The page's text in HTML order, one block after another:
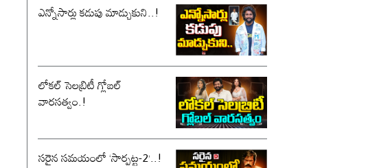
ఎన్నోసార్లు కడుపు మాడ్చుకుని..!
లోకల్ సెలబ్రిటీ గ్లోబల్
వారసత్వం.!
సరైన సమయంలో ‘సార్పట్ట-2’..!